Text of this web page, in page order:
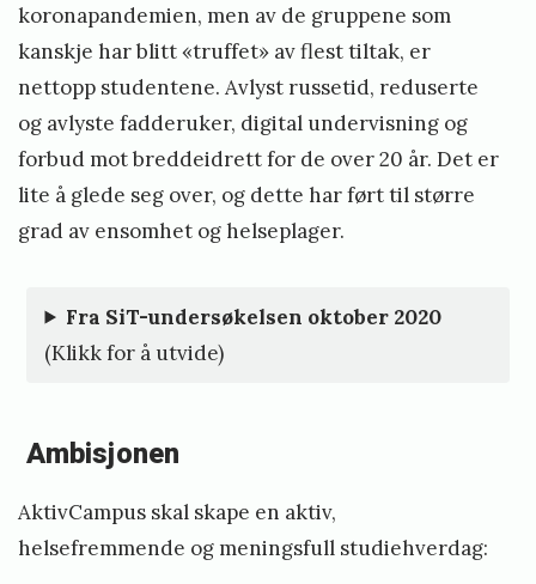
koronapandemien, men av de gruppene som
kanskje har blitt «truffet» av flest tiltak, er
nettopp studentene. Avlyst russetid, reduserte
og avlyste fadderuker, digital undervisning og
forbud mot breddeidrett for de over 20 år. Det er
lite å glede seg over, og dette har ført til større
grad av ensomhet og helseplager.
Fra SiT-undersøkelsen oktober 2020
(Klikk for å utvide)
Ambisjonen
AktivCampus skal skape en aktiv,
helsefremmende og meningsfull studiehverdag: